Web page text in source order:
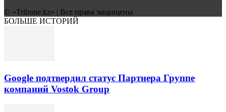
© «Tribune.kz» | Все права защищены
БОЛЬШЕ ИСТОРИЙ
Google подтвердил статус Партнера Группе
компаний Vostok Group